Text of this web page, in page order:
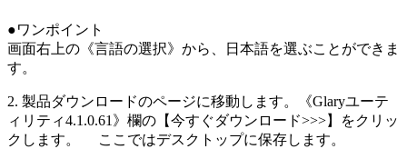
●ワンポイント
画面右上の《言語の選択》から、日本語を選ぶことができま
す。
2. 製品ダウンロードのページに移動します。《Glaryユーテ
ィリティ4.1.0.61》欄の【今すぐダウンロード>>>】をクリッ
クします。 ここではデスクトップに保存します。